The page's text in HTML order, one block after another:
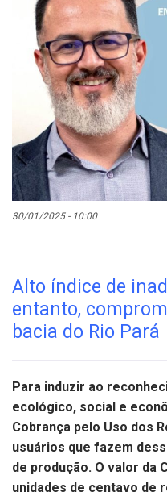
30/01/2025 - 10:00
Alto índice de
entanto,
bacia do Rio Pará
Para induzir ao
ecológico, social e
Cobrança pelo Uso dos
usuários que fazem
de produção. O valor da
unidades de centavo de